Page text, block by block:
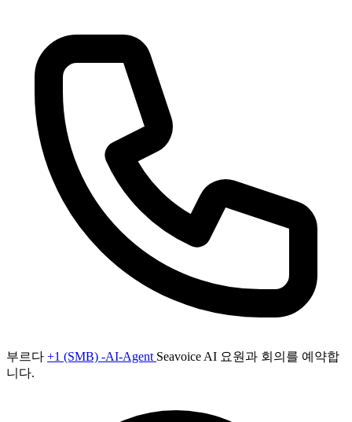
부르다 +1 (SMB) -AI-Agent Seavoice AI 요원과 회의를 예약합
니다.